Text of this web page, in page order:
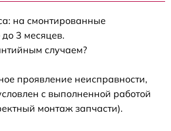
на смонтированные
3 месяцев.
случаем?
проявление неисправности,
с выполненной работой
монтаж запчасти).